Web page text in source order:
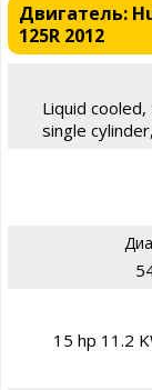
Двигатель:
125R 2012
Liquid
single
15 hp 11.2